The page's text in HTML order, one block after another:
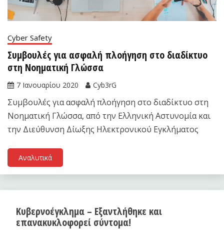
Cyber Safety
Συμβουλές για ασφαλή πλοήγηση στο διαδίκτυο
στη Νοηματική Γλώσσα
7 Ιανουαρίου 2020 Cyb3rG
Συμβουλές για ασφαλή πλοήγηση στο διαδίκτυο στη
Νοηματική Γλώσσα, από την Ελληνική Αστυνομία και
την Διεύθυνση Δίωξης Ηλεκτρονικού Εγκλήματος
Αναλυτικά
Κυβερνοέγκλημα – Εξαντλήθηκε και
επανακυκλοφορεί σύντομα!